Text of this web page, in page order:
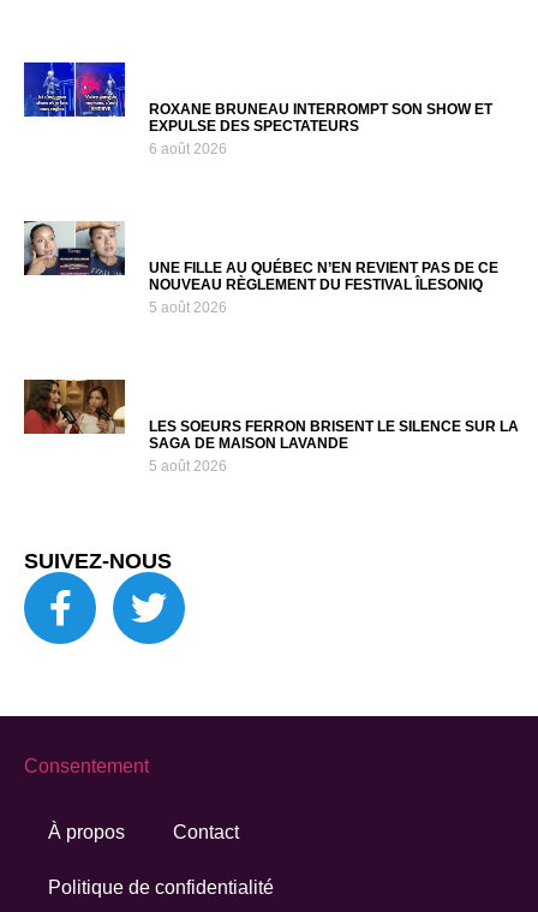
ROXANE BRUNEAU INTERROMPT SON SHOW ET
EXPULSE DES SPECTATEURS
6 août 2026
UNE FILLE AU QUÉBEC N’EN REVIENT PAS DE CE
NOUVEAU RÈGLEMENT DU FESTIVAL ÎLESONIQ
5 août 2026
LES SOEURS FERRON BRISENT LE SILENCE SUR LA
SAGA DE MAISON LAVANDE
5 août 2026
SUIVEZ-NOUS
À propos Contact
Politique de confidentialité
Consentement